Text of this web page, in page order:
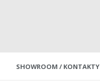
SHOWROOM / KONTAKTY